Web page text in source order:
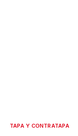
TAPA Y CONTRATAPA